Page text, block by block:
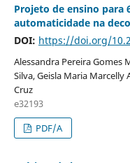
Projeto de ensino para
automaticidade na
DOI: https://doi.org/
Alessandra Pereira Gomes
Silva, Geisla Maria Marcelly
Cruz
e32193
PDF/A